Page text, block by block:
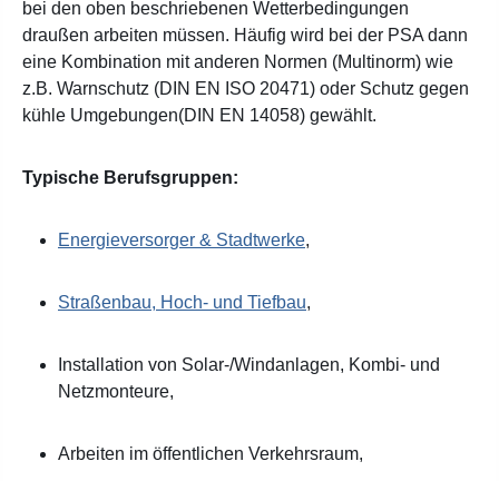
bei den oben beschriebenen Wetterbedingungen
draußen arbeiten müssen. Häufig wird bei der PSA dann
eine Kombination mit anderen Normen (Multinorm) wie
z.B. Warnschutz (DIN EN ISO 20471) oder Schutz gegen
kühle Umgebungen(DIN EN 14058) gewählt.
Typische Berufsgruppen:
Energieversorger & Stadtwerke,
Straßenbau, Hoch- und Tiefbau,
Installation von Solar-/Windanlagen, Kombi- und
Netzmonteure,
Arbeiten im öffentlichen Verkehrsraum,